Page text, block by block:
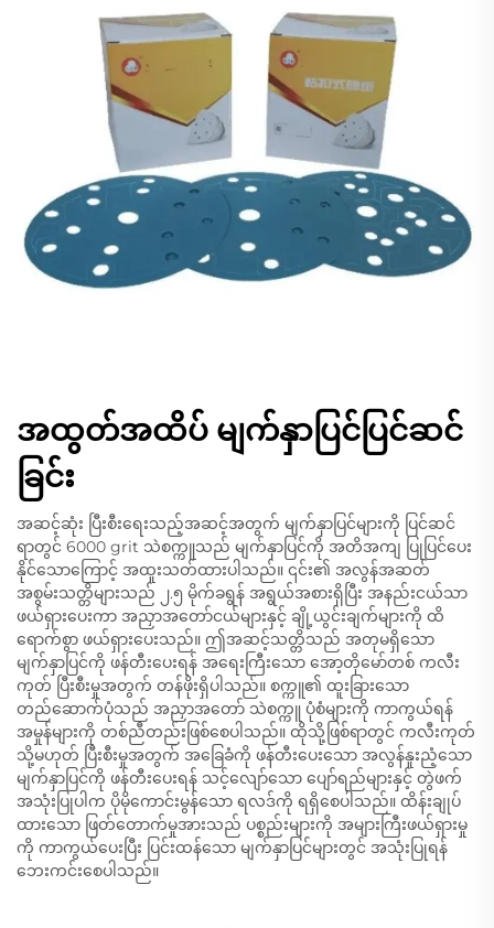
အထွတ်အထိပ် မျက်နှာပြင်ပြင်ဆင်
ခြင်း
အဆင့်ဆုံး ပြီးစီးရေးသည့်အဆင့်အတွက် မျက်နှာပြင်များကို ပြင်ဆင်
ရာတွင် 6000 grit သဲစက္ကူသည် မျက်နှာပြင်ကို အတိအကျ ပြုပြင်ပေး
နိုင်သောကြောင့် အထူးသတ်ထားပါသည်။ ၎င်း၏ အလွန်အဆတ်
အစွမ်းသတ္တိများသည် ၂.၅ မိုက်ခရွန် အရွယ်အစားရှိပြီး အနည်းငယ်သာ
ဖယ်ရှားပေးကာ အညှာအတော်ငယ်များနှင့် ချို့ယွင်းချက်များကို ထိ
ရောက်စွာ ဖယ်ရှားပေးသည်။ ဤအဆင့်သတ္တိသည် အတုမရှိသော
မျက်နှာပြင်ကို ဖန်တီးပေးရန် အရေးကြီးသော အော့တိုမော်တစ် ကလီး
ကုတ် ပြီးစီးမှုအတွက် တန်ဖိုးရှိပါသည်။ စက္ကူ၏ ထူးခြားသော
တည်ဆောက်ပုံသည် အညှာအတော် သဲစက္ကူ ပုံစံများကို ကာကွယ်ရန်
အမှုန်များကို တစ်ညီတည်းဖြစ်စေပါသည်။ ထိုသို့ဖြစ်ရာတွင် ကလီးကုတ်
သို့မဟုတ် ပြီးစီးမှုအတွက် အခြေခံကို ဖန်တီးပေးသော အလွန်နူးညံ့သော
မျက်နှာပြင်ကို ဖန်တီးပေးရန် သင့်လျော်သော ပျော်ရည်များနှင့် တွဲဖက်
အသုံးပြုပါက ပိုမိုကောင်းမွန်သော ရလဒ်ကို ရရှိစေပါသည်။ ထိန်းချုပ်
ထားသော ဖြတ်တောက်မှုအားသည် ပစ္စည်းများကို အများကြီးဖယ်ရှားမှု
ကို ကာကွယ်ပေးပြီး ပြင်းထန်သော မျက်နှာပြင်များတွင် အသုံးပြုရန်
ဘေးကင်းစေပါသည်။